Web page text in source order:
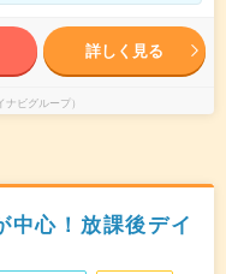
詳しく見る
ビグループ）
中心！放課後デイ